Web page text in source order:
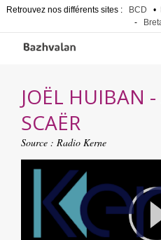
Retrouvez nos différents sites : BCD •
-
JOËL HUIBAN -
SCAËR
Source : Radio Kerne